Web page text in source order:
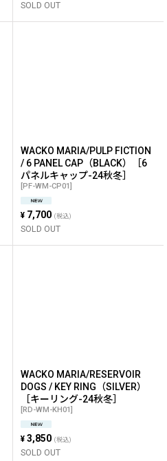
SOLD OUT
WACKO MARIA/PULP FICTION
/ 6 PANEL CAP（BLACK）［6
パネルキャップ-24秋冬］
[PF-WM-CP01]
¥ 7,700 (税込)
SOLD OUT
WACKO MARIA/RESERVOIR
DOGS / KEY RING（SILVER）
［キーリング-24秋冬］
[RD-WM-KH01]
¥ 3,850 (税込)
SOLD OUT